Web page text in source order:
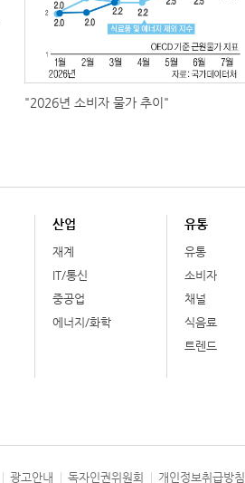
"2026년 소비자 물가 추이"
산업
재계
IT/통신
중공업
에너지/화학
유통
유통
소비자
채널
식음료
트렌드
광고안내 독자인권위원회 개인정보취급방침